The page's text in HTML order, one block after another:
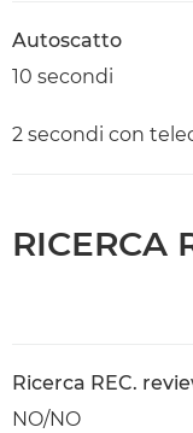
Autoscatto
10 secondi
2 secondi con
RICERCA
Ricerca REC.
NO/NO